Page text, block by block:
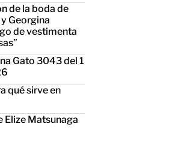
de la boda de
Georgina
de vestimenta
Gato 3043 del 1
qué sirve en
Elize Matsunaga